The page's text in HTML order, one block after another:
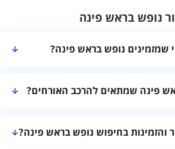
נופש בראש פינה
שמזמינים נופש בראש פינה?
ולתכנית החופשה. מומלץ לקרוא את
פינה שמתאים להרכב האורחים?
התאמה לילדים, לזוגות או לקבוצה לפי
בחיפוש נופש בראש פינה?